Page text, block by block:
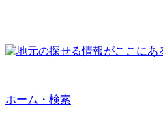
ホーム・検索